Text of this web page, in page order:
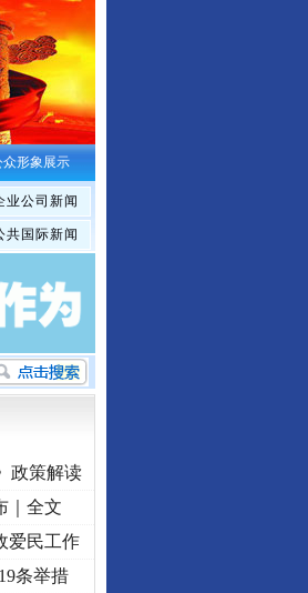
众形象展示
业公司新闻
共国际新闻
政策解读
｜全文
爱民工作
条举措